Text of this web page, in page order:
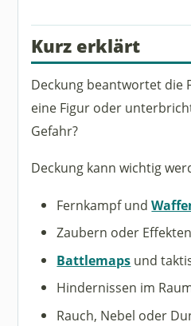
Kurz erklärt
Deckung beantwortet die
eine Figur oder
Gefahr?
Deckung kann wichtig
Fernkampf und
Zaubern oder
Battlemaps und
Hindernissen im
Rauch, Nebel oder